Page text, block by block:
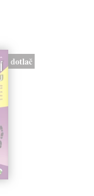
dotlač